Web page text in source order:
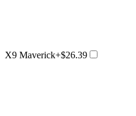
X9 Maverick+$26.39